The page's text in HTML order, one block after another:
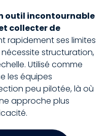
outil incontournable
collecter de
rapidement ses limites
structuration,
Utilisé comme
les équipes
peu pilotée, là où
approche plus